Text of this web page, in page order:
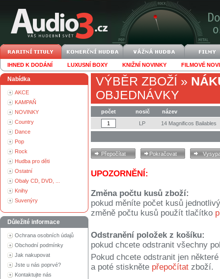
IHNED K DODÁNÍ LUXUSNÍ BOXY KNIŽNÍ NOVINKY FILMOVÉ
Nabídka
AKCE
KAMPAŇ
NOVINKY
Country
Dance
Pop
Rock
Hudba pro děti
Ostatní
Obaly CD, DVD, ...
Knihy
Suvenýry
Důležité informace
Ochrana osobních údajů
Obchodní podmínky
Jak nakupovat
Jste u nás poprvé?
Kontaktujte nás
VÝBĚR ZBOŽÍ »
OBJEDNÁVKY
počet nosič
název
LP
14 Magnificos Bailables
UPOZORNĚNÍ:
Změna počtu kusů zboží:
pokud měníte počet kusů
změně počtu kusů použít tlačítko
Odstranění položek z košíku:
pokud chcete odstranit všechny
Pokud chcete odstranit jen
a poté stiskněte přepočítat zboží.